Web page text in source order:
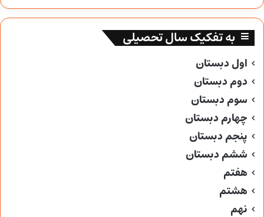
به تفکیک سال تحصیلی
اول دبستان
دوم دبستان
سوم دبستان
چهارم دبستان
پنجم دبستان
ششم دبستان
هفتم
هشتم
نهم